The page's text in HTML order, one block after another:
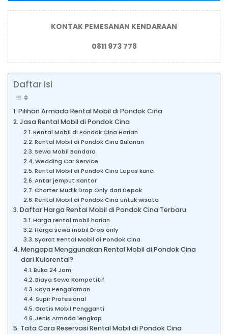
KONTAK PEMESANAN KENDARAAN
0811 973 778
Daftar Isi
Pilihan Armada Rental Mobil di Pondok Cina
Jasa Rental Mobil di Pondok Cina
Rental Mobil di Pondok Cina Harian
Rental Mobil di Pondok Cina Bulanan
Sewa Mobil Bandara
Wedding Car Service
Rental Mobil di Pondok Cina Lepas kunci
Antar jemput Kantor
Charter Mudik Drop Only dari Depok
Rental Mobil di Pondok Cina untuk wisata
Daftar Harga Rental Mobil di Pondok Cina Terbaru
Harga rental mobil harian
Harga sewa mobil Drop only
Syarat Rental Mobil di Pondok Cina
Mengapa Menggunakan Rental Mobil di Pondok Cina
dari Kulorental?
Buka 24 Jam
Biaya Sewa Kompetitif
Kaya Pengalaman
Supir Profesional
Gratis Mobil Pengganti
Jenis Armada lengkap
Tata Cara Reservasi Rental Mobil di Pondok Cina